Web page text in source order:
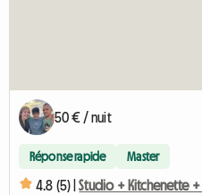
50 € / nuit
Réponse rapide Master
4.8 (5) | Studio + Kitchenette +